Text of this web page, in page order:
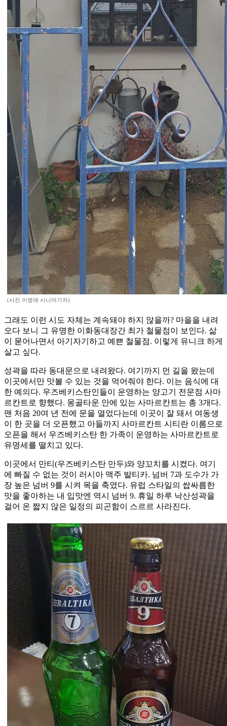
(사진 이명애 시니어기자)
그래도 이런 시도 자체는 계속돼야 하지 않을까? 마을을 내려
오다 보니 그 유명한 이화동대장간 최가 철물점이 보인다. 삶
이 묻어나면서 아기자기하고 예쁜 철물점. 이렇게 유니크 하게
살고 싶다.
성곽을 따라 동대문으로 내려왔다. 여기까지 먼 길을 왔는데
이곳에서만 맛볼 수 있는 것을 먹어줘야 한다. 이는 음식에 대
한 예의다. 우즈베키스탄인들이 운영하는 양고기 전문점 사마
르칸트로 향했다. 몽골타운 안에 있는 사마르칸트는 총 3개다.
맨 처음 20여 년 전에 문을 열었다는데 이곳이 잘 돼서 여동생
이 한 곳을 더 오픈했고 아들까지 사마르칸트 시티란 이름으로
오픈을 해서 우즈베키스탄 한 가족이 운영하는 사마르칸트로
유명세를 떨치고 있다.
이곳에서 만티(우즈베키스탄 만두)와 양꼬치를 시켰다. 여기
에 빠질 수 없는 것이 러시아 맥주 발티카. 넘버 7과 도수가 가
장 높은 넘버 9를 시켜 목을 축였다. 유럽 스타일의 쌉싸름한
맛을 좋아하는 내 입맛엔 역시 넘버 9. 휴일 하루 낙산성곽을
걸어 온 짧지 않은 일정의 피곤함이 스르르 사라진다.